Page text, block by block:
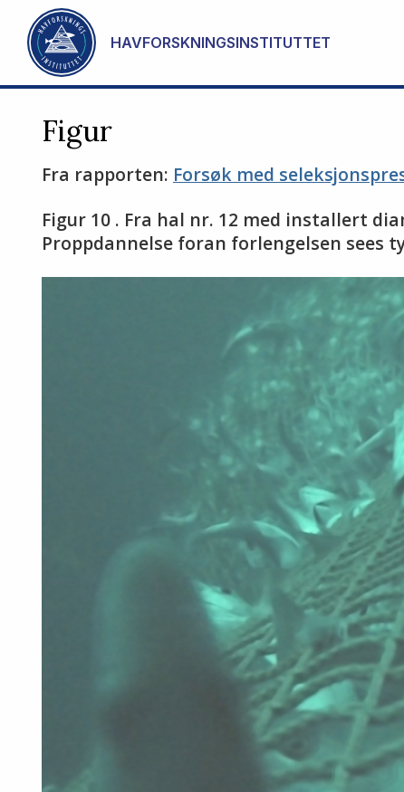
Gå til hovedinnhold
HAVFORSKNINGSINSTITUTTET
Figur
Fra rapporten: Forsøk med
Figur 10 . Fra hal nr. 12 med installert
Proppdannelse foran forlengelsen sees